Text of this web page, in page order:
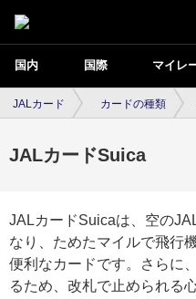
国内 国際 マイレ
JALカード カードの種類
JALカードSuica
JALカードSuicaは、空の
なり、ためたマイルで飛行
便利なカードです。さらに
るため、改札で止められる